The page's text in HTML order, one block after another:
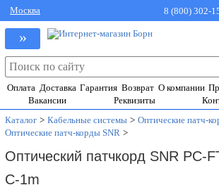
Москва 8 (800) 302-
»
Оплата Доставка Гарантия Возврат О компании
Вакансии
Реквизиты
Каталог > Кабельные системы > Оптические патч-
Оптические патч-корды SNR >
Оптический патчкорд SNR PC-
C-1m